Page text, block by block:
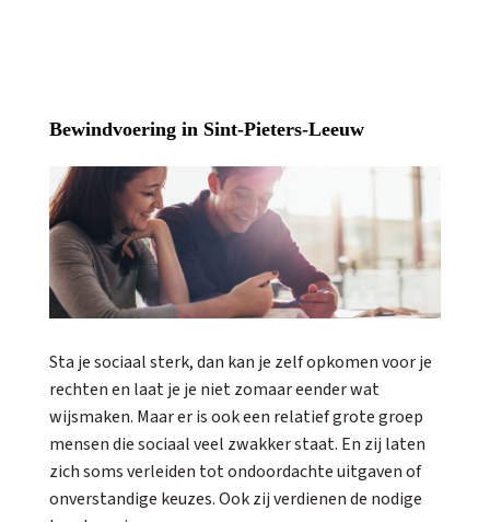
Bewindvoering in Sint-Pieters-Leeuw
Sta je sociaal sterk, dan kan je zelf opkomen voor je
rechten en laat je je niet zomaar eender wat
wijsmaken. Maar er is ook een relatief grote groep
mensen die sociaal veel zwakker staat. En zij laten
zich soms verleiden tot ondoordachte uitgaven of
onverstandige keuzes. Ook zij verdienen de nodige